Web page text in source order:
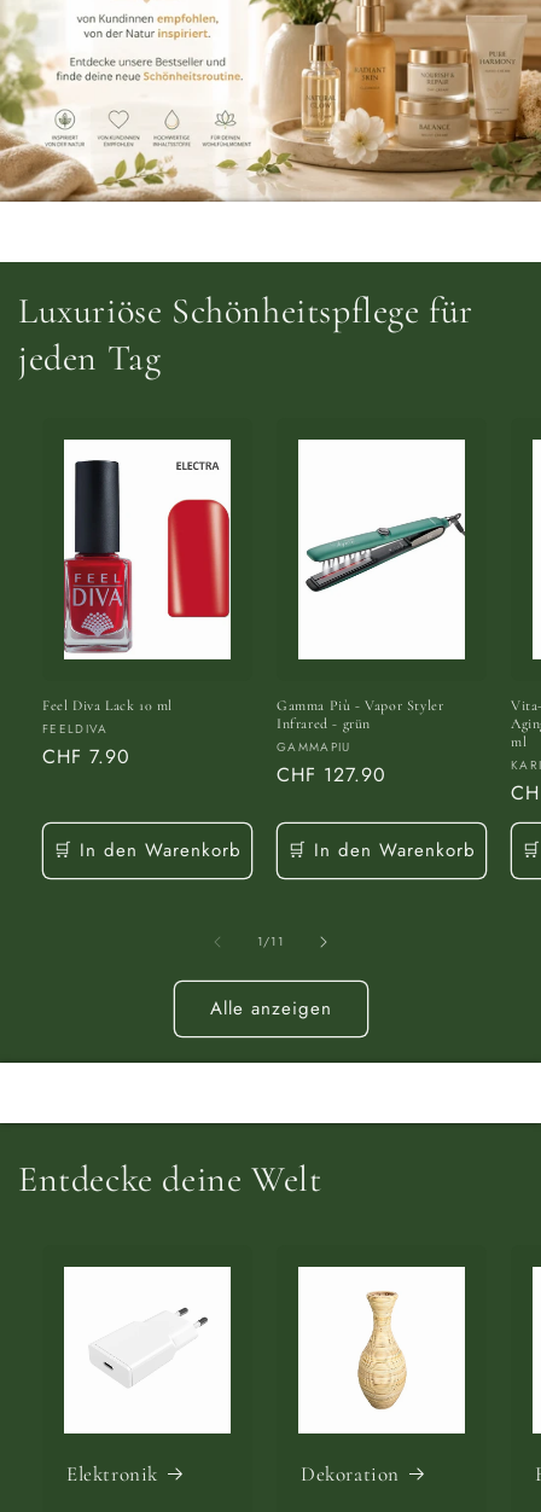
Luxuriöse Schönheitspflege für
jeden Tag
Feel Diva Lack 10 ml
Anbieter:
FEELDIVA
Normaler
CHF 7.90
🛒 In den Warenkorb
Gamma Più - Vapor Styler
Infrared - grün
Anbieter:
GAMMAPIU
Normaler
CHF 127.90
🛒 In den Warenkorb
ml
1/von
11
Alle anzeigen
Entdecke deine Welt
Elektronik Dekoration